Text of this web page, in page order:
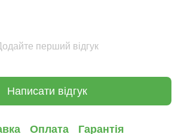
перший відгук
Написати відгук
Оплата Гарантія